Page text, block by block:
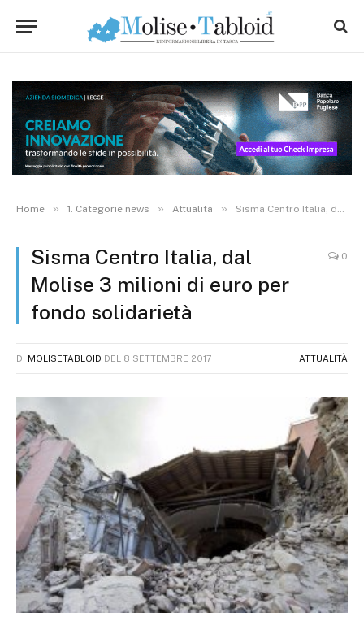
Home » 1. Categorie news » Attualità » Sisma Centro Italia, dal Molise 3 milioni di euro per fondo solidarietà
Sisma Centro Italia, dal
Molise 3 milioni di euro per
fondo solidarietà
0
DI MOLISETABLOID DEL 8 SETTEMBRE 2017 ATTUALITÀ